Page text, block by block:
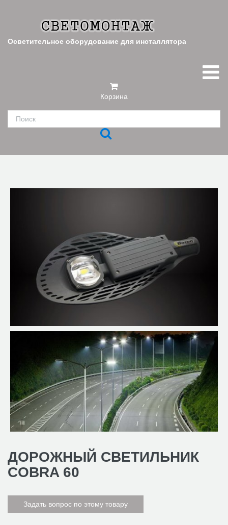
Осветительное оборудование для инсталлятора
Корзина
ДОРОЖНЫЙ СВЕТИЛЬНИК
COBRA 60
Задать вопрос по этому товару